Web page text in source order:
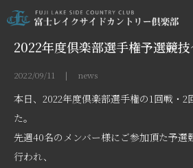
2022年度倶楽部選手権予選競
2022/09/11 | news
本日、2022年度倶楽部選手権の1回戦・2
た。
先週40名のメンバー様にご参加頂た予選
行われ、